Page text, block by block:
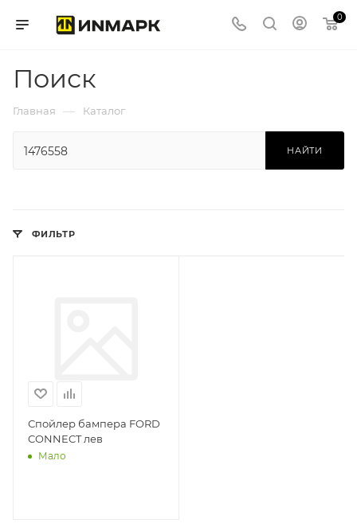
0
Поиск
Главная — Каталог
НАЙТИ
ФИЛЬТР
Спойлер бампера FORD
CONNECT лев
Мало